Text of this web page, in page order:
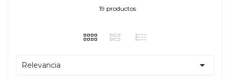
19 productos
Relevancia 